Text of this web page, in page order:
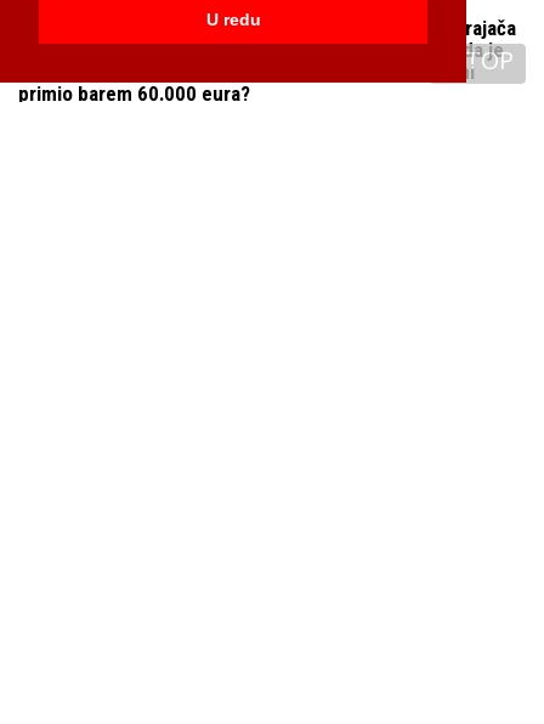
U redu
Zašto Dragan Primorac ne izbaci Krajača
iz izbornog stožera nakon otkrića da je
kroz godine iz Ski saveza u gotovini
primio barem 60.000 eura?
TOP